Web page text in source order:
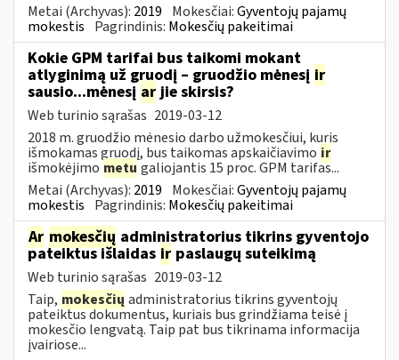
Metai (Archyvas): 2019 Mokesčiai:Gyventojų pajamų
mokestis Pagrindinis: Mokesčių pakeitimai
Kokie GPM tarifai bus taikomi mokant
atlyginimą už gruodį – gruodžio mėnesį ir
sausio...mėnesį arjie skirsis?
Web turinio sąrašas 2019-03-12
2018 m. gruodžio mėnesio darbo užmokesčiui, kuris
išmokamas gruodį, bus taikomas apskaičiavimo ir
išmokėjimo metu galiojantis 15 proc. GPM tarifas...
Metai (Archyvas): 2019 Mokesčiai:Gyventojų pajamų
mokestis Pagrindinis: Mokesčių pakeitimai
Ar mokesčių administratorius tikrins gyventojo
pateiktus išlaidas ir paslaugų suteikimą
Web turinio sąrašas 2019-03-12
Taip, mokesčių administratorius tikrins gyventojų
pateiktus dokumentus, kuriais bus grindžiama teisė į
mokesčio lengvatą. Taip pat bus tikrinama informacija
įvairiose...